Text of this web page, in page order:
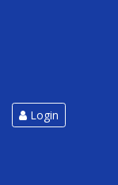
Login